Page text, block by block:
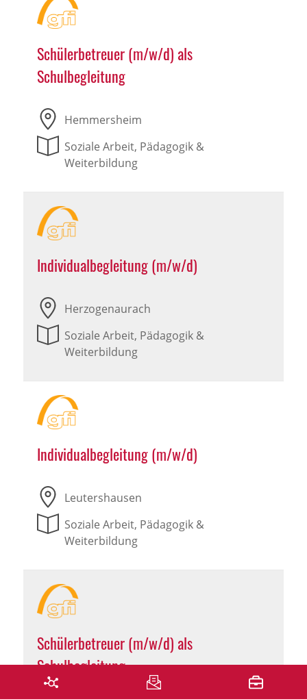
Schülerbetreuer (m/w/d) als
Schulbegleitung
Hemmersheim
Soziale Arbeit, Pädagogik &
Weiterbildung
Individualbegleitung (m/w/d)
Herzogenaurach
Soziale Arbeit, Pädagogik &
Weiterbildung
Individualbegleitung (m/w/d)
Leutershausen
Soziale Arbeit, Pädagogik &
Weiterbildung
Schülerbetreuer (m/w/d) als
Schulbegleitung